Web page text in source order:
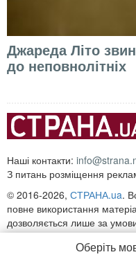
Джареда Літо
до неповнолітніх
Наші контакти:
З питань розміщення
© 2016-2026, СТРАНА.ua.
повне використання
дозволяється лише за
систем гіперпосилання на
Оберіть